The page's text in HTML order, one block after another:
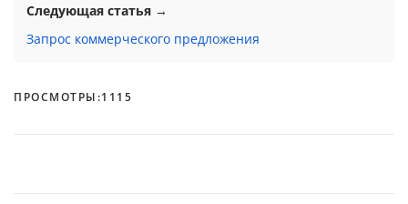
Следующая статья →
Запрос коммерческого предложения
ПРОСМОТРЫ:1115